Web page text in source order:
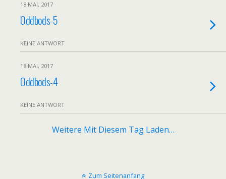
18 MAI, 2017
Oddbods-5
KEINE ANTWORT
18 MAI, 2017
Oddbods-4
KEINE ANTWORT
Weitere Mit Diesem Tag Laden…
Zum Seitenanfang